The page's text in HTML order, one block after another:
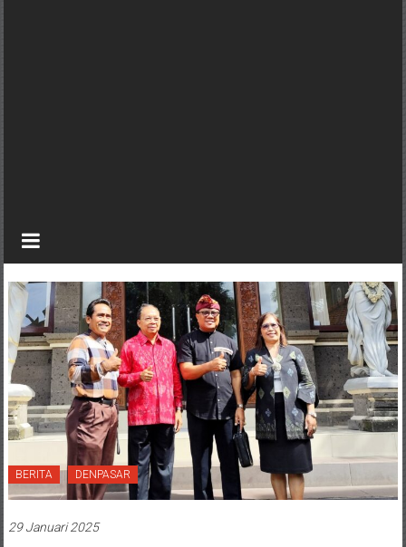
BERITA DENPASAR
29 Januari 2025